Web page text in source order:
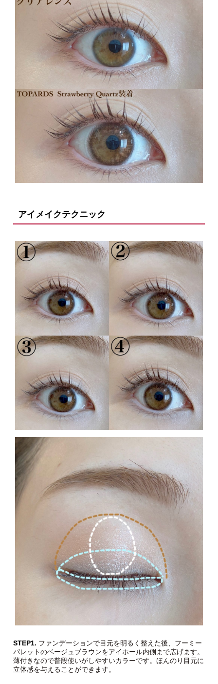
アイメイクテクニック
STEP1. ファンデーションで目元を明るく整えた後、フーミー
パレットのベージュブラウンをアイホール内側まで広げます。
薄付きなので普段使いがしやすいカラーです。ほんのり目元に
立体感を与えることができます。